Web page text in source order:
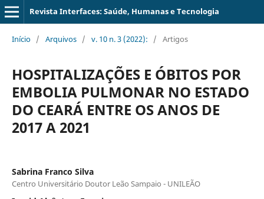
Revista Interfaces: Saúde, Humanas e Tecnologia
Início / Arquivos / v. 10 n. 3 (2022): / Artigos
HOSPITALIZAÇÕES E ÓBITOS POR
EMBOLIA PULMONAR NO ESTADO
DO CEARÁ ENTRE OS ANOS DE
2017 A 2021
Sabrina Franco Silva
Centro Universitário Doutor Leão Sampaio - UNILEÃO